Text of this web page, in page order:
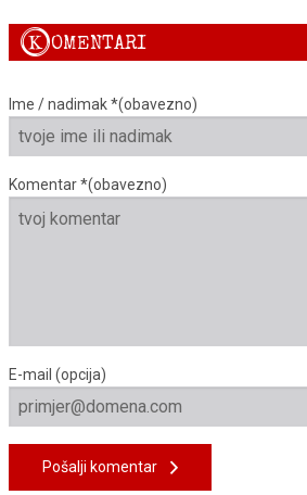
KOMENTARI
Ime / nadimak *(obavezno)
Komentar *(obavezno)
E-mail (opcija)
Pošalji komentar